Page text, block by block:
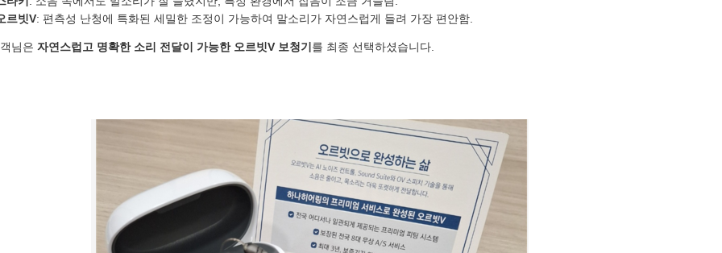
르빗V: 편측성 난청에 특화된 세밀한 조정이 가능하여 말소리가 자연스럽게 들려 가장 편안함.
님은 자연스럽고 명확한 소리 전달이 가능한 오르빗V 보청기 를 최종 선택하셨습니다.